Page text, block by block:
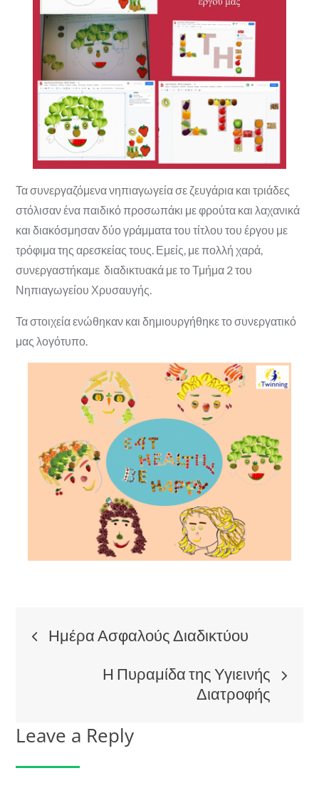
Τα συνεργαζόμενα νηπιαγωγεία σε ζευγάρια και τριάδες
στόλισαν ένα παιδικό προσωπάκι με φρούτα και λαχανικά
και διακόσμησαν δύο γράμματα του τίτλου του έργου με
τρόφιμα της αρεσκείας τους. Εμείς, με πολλή χαρά,
συνεργαστήκαμε διαδικτυακά με το Τμήμα 2 του
Νηπιαγωγείου Χρυσαυγής.
Τα στοιχεία ενώθηκαν και δημιουργήθηκε το συνεργατικό
μας λογότυπο.
Post
navigation
Ημέρα Ασφαλούς Διαδικτύου
Η Πυραμίδα της Υγιεινής
Διατροφής
Leave a Reply